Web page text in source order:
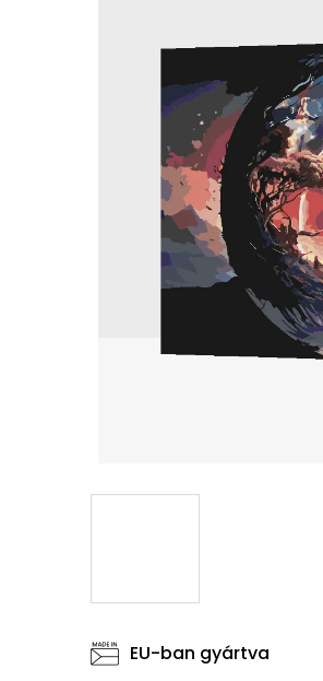
EU-ban gyártva